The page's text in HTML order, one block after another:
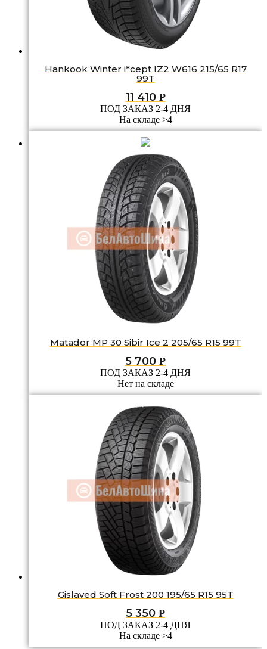
Hankook Winter i*cept IZ2 W616 215/65 R17
99T
11 410 Р
ПОД ЗАКАЗ 2-4 ДНЯ
На складе >4
Matador MP 30 Sibir Ice 2 205/65 R15 99T
5 700 Р
ПОД ЗАКАЗ 2-4 ДНЯ
Нет на складе
Gislaved Soft Frost 200 195/65 R15 95T
5 350 Р
ПОД ЗАКАЗ 2-4 ДНЯ
На складе >4